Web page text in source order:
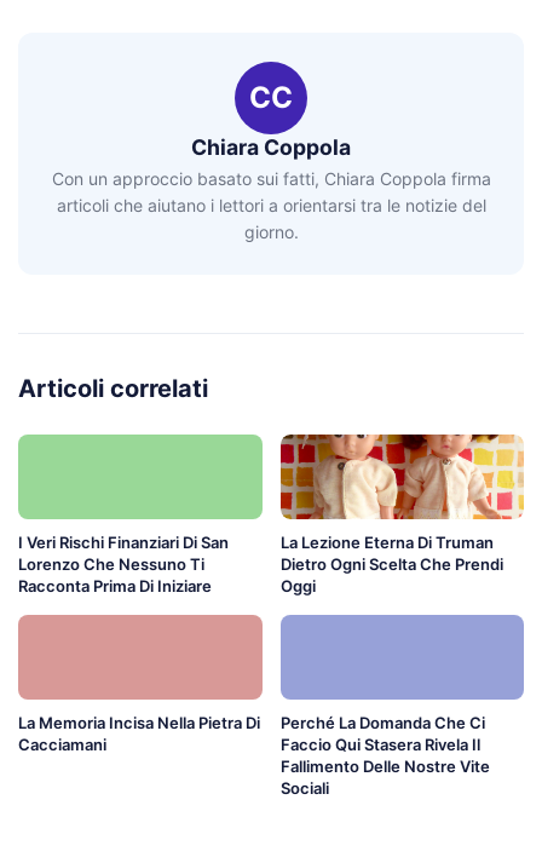
CC
Chiara Coppola
Con un approccio basato sui fatti, Chiara Coppola firma
articoli che aiutano i lettori a orientarsi tra le notizie del
giorno.
Articoli correlati
I Veri Rischi Finanziari Di San
Lorenzo Che Nessuno Ti
Racconta Prima Di Iniziare
La Lezione Eterna Di Truman
Dietro Ogni Scelta Che Prendi
Oggi
La Memoria Incisa Nella Pietra Di
Cacciamani
Perché La Domanda Che Ci
Faccio Qui Stasera Rivela Il
Fallimento Delle Nostre Vite
Sociali